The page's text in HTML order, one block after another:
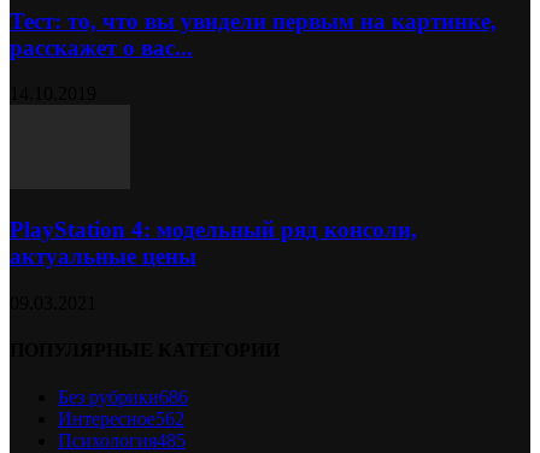
Тест: то, что вы увидели первым на картинке,
расскажет о вас...
PlayStation 4: модельный ряд консоли,
актуальные цены
Без рубрики686
Интересное562
Психология485